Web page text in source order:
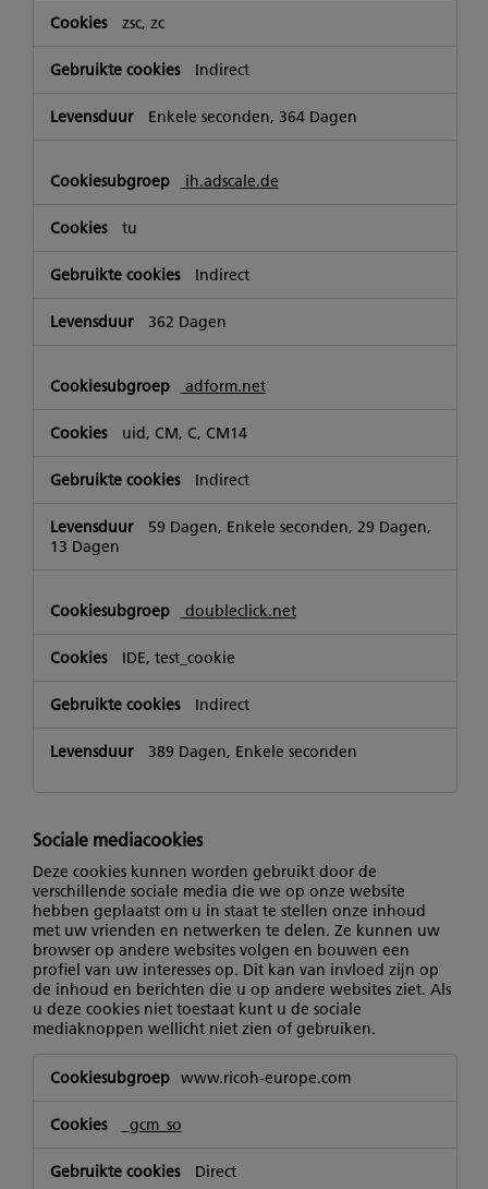
zsc, zc
Indirect
Enkele seconden, 364 Dagen
ih.adscale.de
tu
Indirect
362 Dagen
adform.net
uid, CM, C, CM14
Indirect
59 Dagen, Enkele seconden, 29 Dagen,
13 Dagen
doubleclick.net
IDE, test_cookie
Indirect
389 Dagen, Enkele seconden
Sociale mediacookies
Deze cookies kunnen worden gebruikt door de
verschillende sociale media die we op onze website
hebben geplaatst om u in staat te stellen onze inhoud
met uw vrienden en netwerken te delen. Ze kunnen uw
browser op andere websites volgen en bouwen een
profiel van uw interesses op. Dit kan van invloed zijn op
de inhoud en berichten die u op andere websites ziet. Als
u deze cookies niet toestaat kunt u de sociale
mediaknoppen wellicht niet zien of gebruiken.
Sociale
mediacookies
www.ricoh-europe.com
_gcm_so
Direct